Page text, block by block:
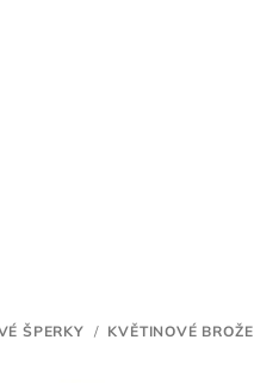
ŠPERKY / KVĚTINOVÉ BROŽE